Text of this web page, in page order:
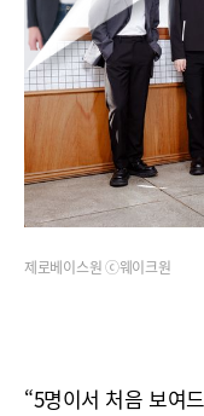
제로베이스원 ⓒ웨이크원
“5명이서 처음 보여